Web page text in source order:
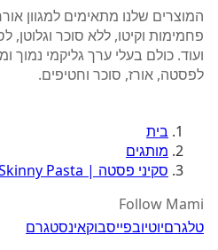
המוצרים שלנו מתאימים למגוון
פחמימות וקיטו, ללא סוכר וגלוטן,
ועוד. כולם בעלי ערך גליקמי נמוך
לפסטה, אורז, סוכר וחטיפים.
בית
מותגים
סקיני פסטה | Skinny Pasta
Follow Mami
טלגרםיוטיובפייסבוקאינסטגרם